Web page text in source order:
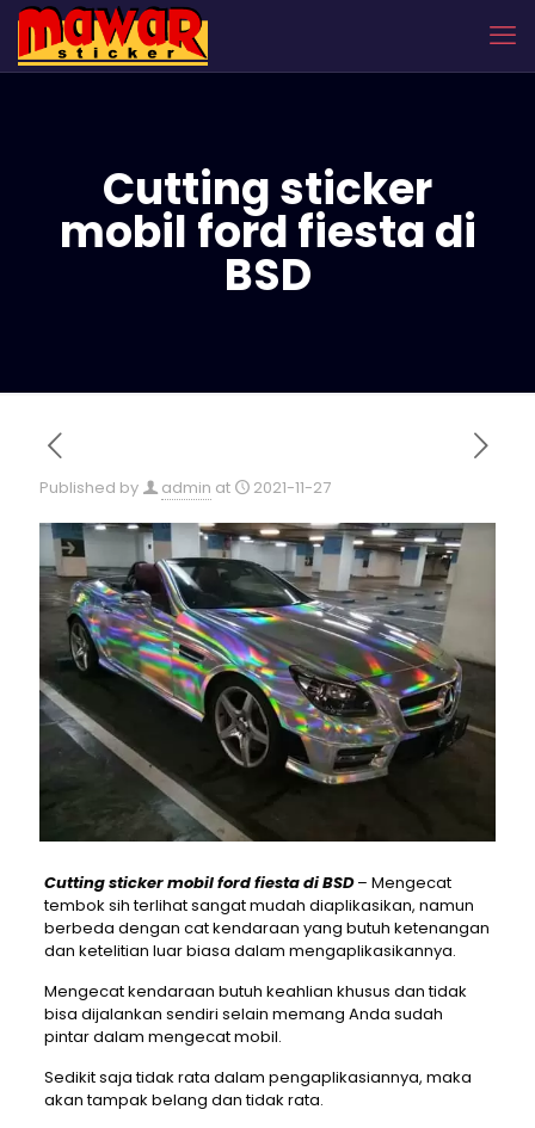
Cutting sticker
mobil ford fiesta di
BSD
Published by admin at 2021-11-27
Cutting sticker mobil ford fiesta di BSD– Mengecat
tembok sih terlihat sangat mudah diaplikasikan, namun
berbeda dengan cat kendaraan yang butuh ketenangan
dan ketelitian luar biasa dalam mengaplikasikannya.
Mengecat kendaraan butuh keahlian khusus dan tidak
bisa dijalankan sendiri selain memang Anda sudah
pintar dalam mengecat mobil.
Sedikit saja tidak rata dalam pengaplikasiannya, maka
akan tampak belang dan tidak rata.